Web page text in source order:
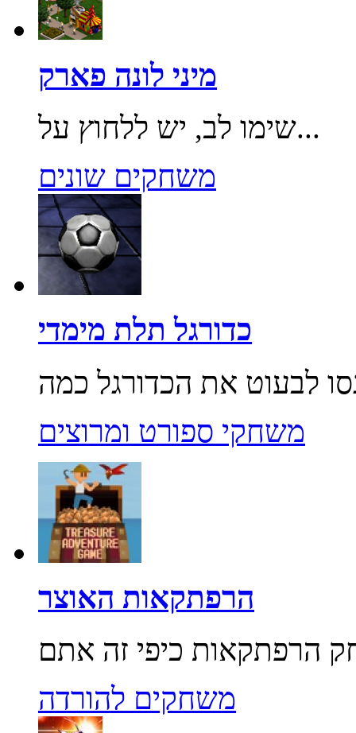
מיני לונה פארק
שימו לב, יש ללחוץ על...
משחקים שונים
כדורגל תלת מימדי
משחקי ספורט ומרוצים
הרפתקאות האוצר
משחקים להורדה